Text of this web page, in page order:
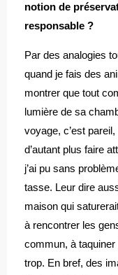
notion de
responsable ?
Par des analogies
quand je fais des
montrer que tout
lumière de sa
voyage, c’est
d’autant plus faire
j’ai pu sans
tasse. Leur dire
maison qui
à rencontrer les
commun, à
trop. En bref, des